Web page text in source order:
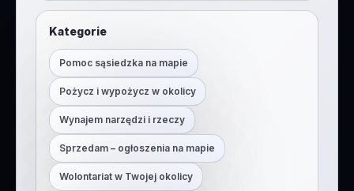
Kategorie
Pomoc sąsiedzka na mapie
Pożycz i wypożycz w okolicy
Wynajem narzędzi i rzeczy
Sprzedam – ogłoszenia na mapie
Wolontariat w Twojej okolicy